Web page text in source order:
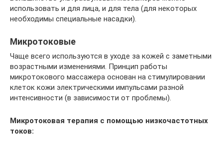
использовать и для лица, и для тела (для некоторых
необходимы специальные насадки).
Микротоковые
Чаще всего используются в уходе за кожей с заметными
возрастными изменениями. Принцип работы
микротокового массажера основан на стимулировании
клеток кожи электрическими импульсами разной
интенсивности (в зависимости от проблемы).
Микротоковая терапия с помощью низкочастотных
токов: